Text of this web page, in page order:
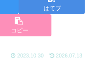
はてブ
コピー
2023.10.30 2026.07.13